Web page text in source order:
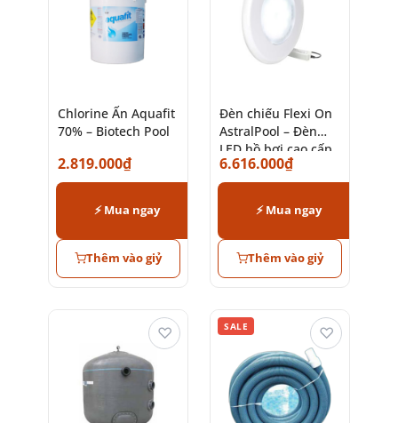
Chlorine Ấn Aquafit
70% – Biotech Pool
2.819.000₫
⚡ Mua ngay
Thêm vào giỷ
Đèn chiếu Flexi On
AstralPool – Đèn
LED hồ bơi cao cấp
chính hãng
6.616.000₫
⚡ Mua ngay
Thêm vào giỷ
♡ SALE ♡